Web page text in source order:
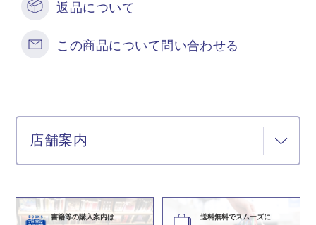
返品について
この商品について問い合わせる
店舗案内
書籍等の購入案内は 送料無料でスムーズに